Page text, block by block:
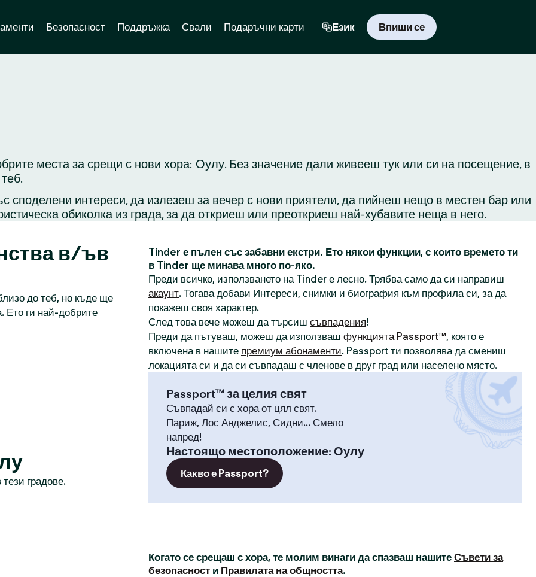
Безопасност Поддръжка Свали Подаръчни карти Език Впиши се
места за срещи с нови хора: Оулу. Без значение дали живееш тук или си на посещение, в
интереси, да излезеш за вечер с нови приятели, да пийнеш нещо в местен бар или
обиколка из града, за да откриеш или преоткриеш най-хубавите неща в него.
в/ъв
до теб, но къде ще
Ето ги най-добрите
градове.
Tinder е пълен със забавни екстри. Ето някои функции, с които времето ти
в Tinder ще минава много по-яко.
Преди всичко, използването на Tinder е лесно. Трябва само да си направиш
акаунт. Тогава добави Интереси, снимки и биография към профила си, за да
покажеш своя характер.
След това вече можеш да търсиш съвпадения!
Преди да пътуваш, можеш да използваш функцията Passport™, която е
включена в нашите премиум абонаменти. Passport ти позволява да смениш
локацията си и да си съвпадаш с членове в друг град или населено място.
Passport™ за целия свят
Съвпадай си с хора от цял свят.
Париж, Лос Анджелис, Сидни... Смело
напред!
Настоящо местоположение: Оулу
Какво е Passport?
Когато се срещаш с хора, те молим винаги да спазваш нашите Съвети за
безопасност и Правилата на общността.